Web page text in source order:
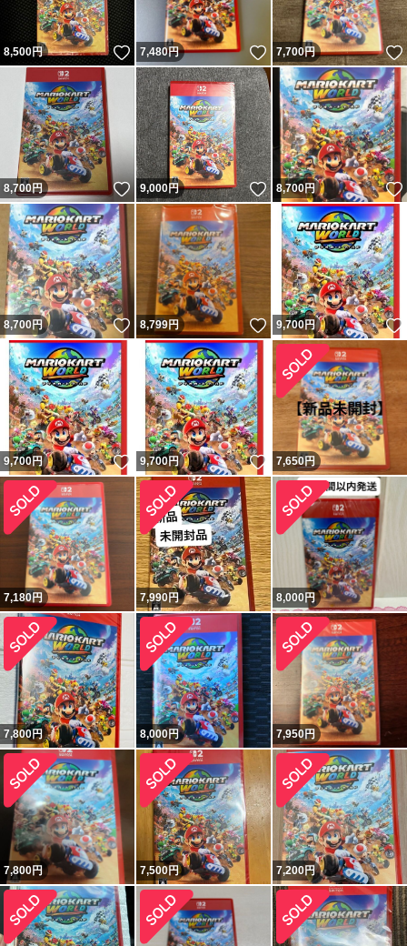
8,500円 いいね！
7,480円 いいね！
7,700円
8,700円 いいね！
9,000円 いいね！
8,700円
8,700円 いいね！
8,799円 いいね！
9,700円
9,700円 いいね！
9,700円 いいね！
7,650円
7,180円 7,990円 8,000円
7,800円 8,000円 7,950円
7,800円 7,500円 7,200円